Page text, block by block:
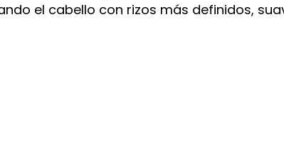
el cabello con rizos más definidos,